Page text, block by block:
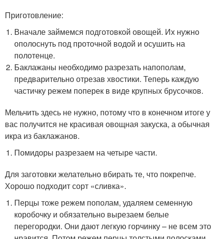
Приготовление:
Вначале займемся подготовкой овощей. Их нужно
ополоснуть под проточной водой и осушить на
полотенце.
Баклажаны необходимо разрезать напополам,
предварительно отрезав хвостики. Теперь каждую
частичку режем поперек в виде крупных брусочков.
Мельчить здесь не нужно, потому что в конечном итоге у
вас получится не красивая овощная закуска, а обычная
икра из баклажанов.
Помидоры разрезаем на четыре части.
Для заготовки желательно вбирать те, что покрепче.
Хорошо подходит сорт «сливка».
Перцы тоже режем пополам, удаляем семенную
коробочку и обязательно вырезаем белые
перегородки. Они дают легкую горчинку – не всем это